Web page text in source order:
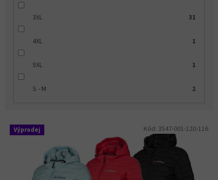
3XL 31
4XL 1
5XL 1
S - M 2
V Výprodej Kód: 3547-001-120-116